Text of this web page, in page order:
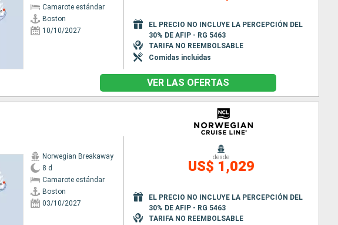
Camarote estándar
Boston
10/10/2027
EL PRECIO NO INCLUYE LA PERCEPCIÓN DEL
30% DE AFIP - RG 5463
TARIFA NO REEMBOLSABLE
Comidas incluidas
VER LAS OFERTAS
Norwegian Breakaway
8 d
Camarote estándar
Boston
03/10/2027
desde
US$ 1,029
EL PRECIO NO INCLUYE LA PERCEPCIÓN DEL
30% DE AFIP - RG 5463
TARIFA NO REEMBOLSABLE